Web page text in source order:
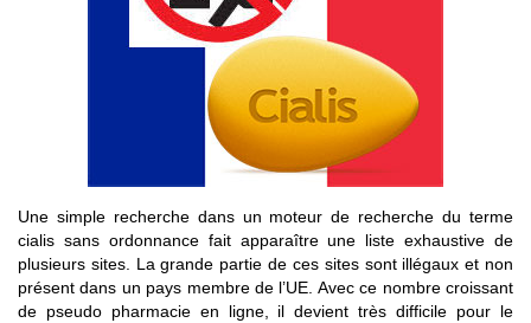
Une simple recherche dans un moteur de recherche du terme
cialis sans ordonnance fait apparaître une liste exhaustive de
plusieurs sites. La grande partie de ces sites sont illégaux et non
présent dans un pays membre de l’UE. Avec ce nombre croissant
de pseudo pharmacie en ligne, il devient très difficile pour le